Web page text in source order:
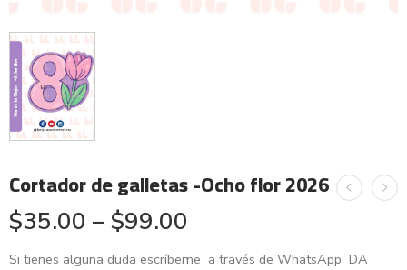
Cortador de galletas -Ocho flor 2026
$35.00 – $99.00
Si tienes alguna duda escríbeme a través de WhatsApp DA